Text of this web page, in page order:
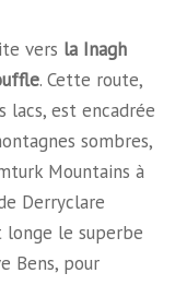
vers la Inagh
. Cette route,
est encadrée
sombres,
Mountains à
Derryclare
longe le superbe
Bens, pour